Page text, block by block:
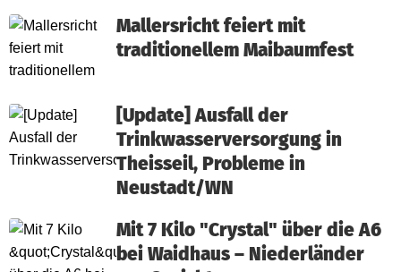
Mallersricht feiert mit
traditionellem Maibaumfest
[Update] Ausfall der
Trinkwasserversorgung in
Theisseil, Probleme in
Neustadt/WN
Mit 7 Kilo "Crystal" über die A6
bei Waidhaus – Niederländer